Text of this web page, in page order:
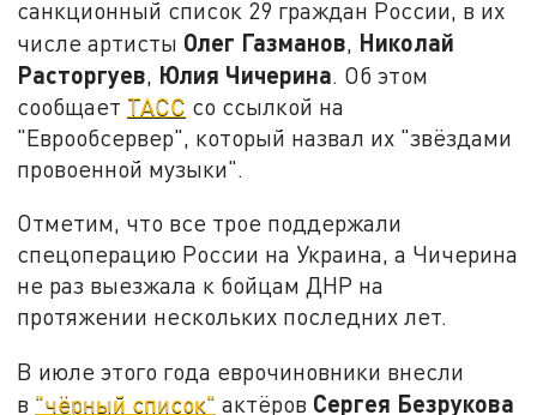
санкционный список 29 граждан России, в их
числе артисты Олег Газманов, Николай
Расторгуев, Юлия Чичерина. Об этом
сообщает ТАСС со ссылкой на
"Еврообсервер", который назвал их "звёздами
провоенной музыки".
Отметим, что все трое поддержали
спецоперацию России на Украина, а Чичерина
не раз выезжала к бойцам ДНР на
протяжении нескольких последних лет.
В июле этого года еврочиновники внесли
в "чёрный список" актёров Сергея Безрукова